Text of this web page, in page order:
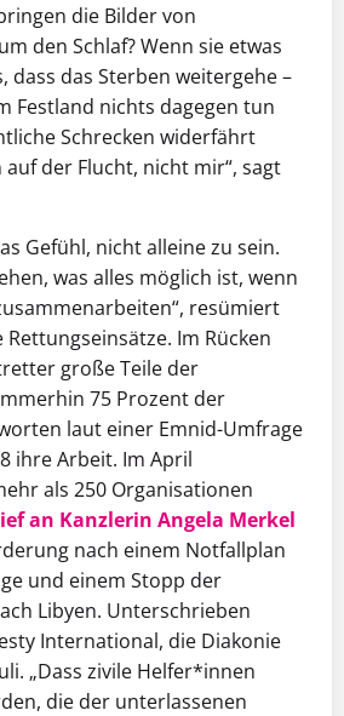
die Bilder von
den Schlaf? Wenn sie etwas
dass das Sterben weitergehe –
Festland nichts dagegen tun
Schrecken widerfährt
auf der Flucht, nicht mir“, sagt
Gefühl, nicht alleine zu sein.
was alles möglich ist, wenn
resümiert
Im Rücken
große Teile der
75 Prozent der
laut einer Emnid-Umfrage
ihre Arbeit. Im April
als 250 Organisationen
an Kanzlerin Angela Merkel
nach einem Notfallplan
und einem Stopp der
Libyen. Unterschrieben
International, die Diakonie
„Dass zivile Helfer*innen
die der unterlassenen